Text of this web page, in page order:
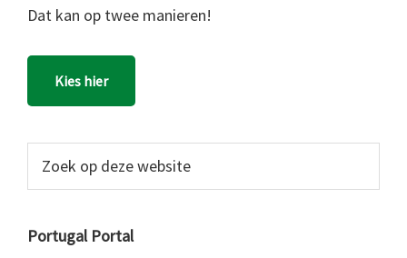
Dat kan op twee manieren!
Kies hier
website
Portugal Portal